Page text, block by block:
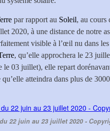
par rapport au Soleil, au cours
2020, à une distance de notre
visible à l’œil nu dans
, qu’elle approchera le 23
03 juillet), elle repart
atteindra dans plus de
22 juin au 23 juillet 2020 -